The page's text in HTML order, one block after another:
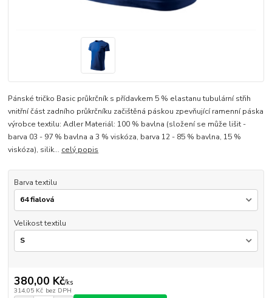
Pánské tričko Basic průkrčník s přídavkem 5 % elastanu tubulární střih
vnitřní část zadního průkrčníku začištěná páskou zpevňující ramenní páska
výrobce textilu: Adler Materiál: 100 % bavlna (složení se může lišit -
barva 03 - 97 % bavlna a 3 % viskóza, barva 12 - 85 % bavlna, 15 %
viskóza), silik... celý popis
Barva textilu
Velikost textilu
380,00 Kč/ks
314,05 Kč bez DPH